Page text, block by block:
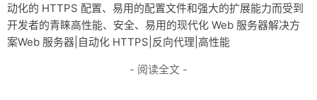
动化的 HTTPS 配置、易用的配置文件和强大的扩展能力而受到
开发者的青睐高性能、安全、易用的现代化 Web 服务器解决方
案Web 服务器|自动化 HTTPS|反向代理|高性能
- 阅读全文 -